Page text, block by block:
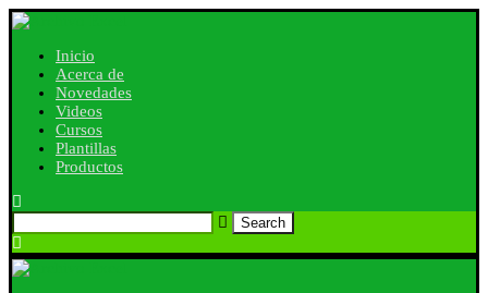
Inicio
Acerca de
Novedades
Videos
Cursos
Plantillas
Productos
Search